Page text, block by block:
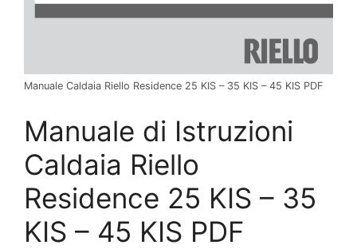
Manuale Caldaia Riello Residence 25 KIS – 35 KIS – 45 KIS PDF
Manuale di Istruzioni
Caldaia Riello
Residence 25 KIS – 35
KIS – 45 KIS PDF